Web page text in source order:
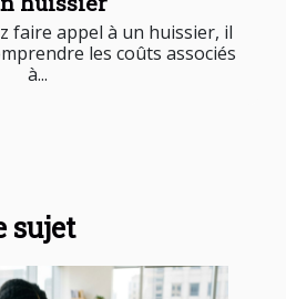
faire appel à un huissier, il
les coûts associés
à...
sujet